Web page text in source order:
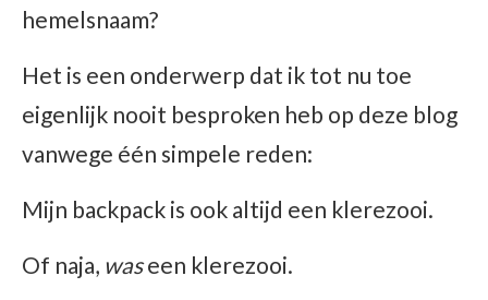
hemelsnaam?
Het is een onderwerp dat ik tot nu toe
eigenlijk nooit besproken heb op deze blog
vanwege één simpele reden:
Mijn backpack is ook altijd een klerezooi.
Of naja, waseen klerezooi.